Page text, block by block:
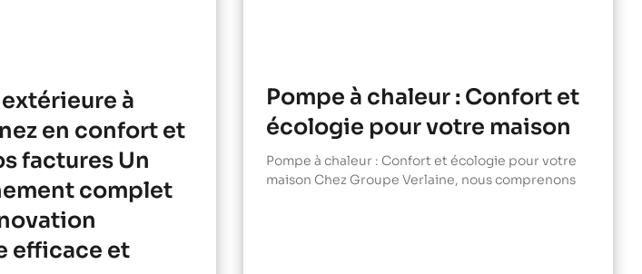
à
en confort et
factures Un
complet
efficace et
Pompe à chaleur : Confort et
écologie pour votre maison
Pompe à chaleur : Confort et écologie pour votre
maison Chez Groupe Verlaine, nous comprenons